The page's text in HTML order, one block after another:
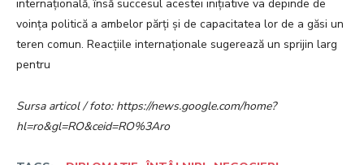
internațională, însă succesul acestei inițiative va depinde de
voința politică a ambelor părți și de capacitatea lor de a găsi un
teren comun. Reacțiile internaționale sugerează un sprijin larg
pentru
Sursa articol / foto: https://news.google.com/home?
hl=ro&gl=RO&ceid=RO%3Aro